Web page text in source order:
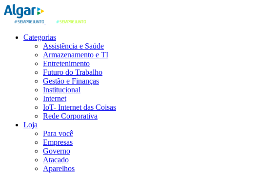
Categorias
Assistência e Saúde
Armazenamento e TI
Entretenimento
Futuro do Trabalho
Gestão e Finanças
Institucional
Internet
IoT- Internet das Coisas
Rede Corporativa
Loja
Para você
Empresas
Governo
Atacado
Aparelhos